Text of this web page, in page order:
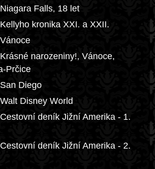
Falls, 18 let
kronika XXI. a XXII.
narozeniny!, Vánoce,
Prčice
Diego
Disney World
deník Jižní Amerika - 1.
deník Jižní Amerika - 2.